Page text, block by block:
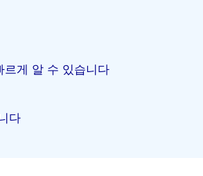
르게 알 수 있습니다
다